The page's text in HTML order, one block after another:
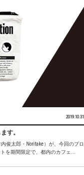
2019.10.31
す。
俊太郎・Noritake）が、今回のプロ
を期間限定で、都内のカフェ...